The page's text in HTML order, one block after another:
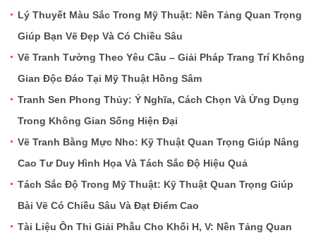
Lý Thuyết Màu Sắc Trong Mỹ Thuật: Nền Tảng Quan Trọng
Giúp Bạn Vẽ Đẹp Và Có Chiều Sâu
Vẽ Tranh Tường Theo Yêu Cầu – Giải Pháp Trang Trí Không
Gian Độc Đáo Tại Mỹ Thuật Hồng Sâm
Tranh Sen Phong Thủy: Ý Nghĩa, Cách Chọn Và Ứng Dụng
Trong Không Gian Sống Hiện Đại
Vẽ Tranh Bằng Mực Nho: Kỹ Thuật Quan Trọng Giúp Nâng
Cao Tư Duy Hình Họa Và Tách Sắc Độ Hiệu Quả
Tách Sắc Độ Trong Mỹ Thuật: Kỹ Thuật Quan Trọng Giúp
Bài Vẽ Có Chiều Sâu Và Đạt Điểm Cao
Tài Liệu Ôn Thi Giải Phẫu Cho Khối H, V: Nền Tảng Quan